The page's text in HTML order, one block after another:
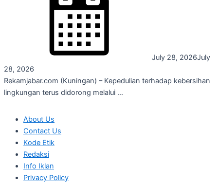
July 28, 2026July
28, 2026
Rekamjabar.com (Kuningan) – Kepedulian terhadap kebersihan
lingkungan terus didorong melalui ...
About Us
Contact Us
Kode Etik
Redaksi
Info Iklan
Privacy Policy